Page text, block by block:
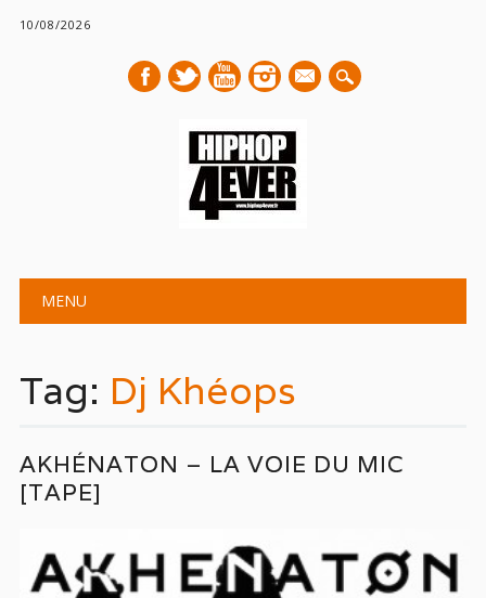
10/08/2026
mail
Main menu
MENU
Tag: Dj Khéops
AKHÉNATON – LA VOIE DU MIC
[TAPE]